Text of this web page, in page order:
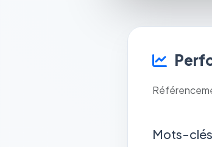
Mots-